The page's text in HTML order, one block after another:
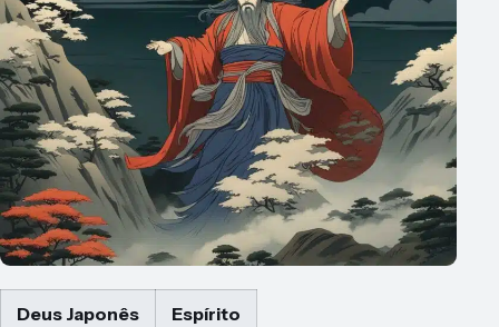
Deus Japonês Espírito